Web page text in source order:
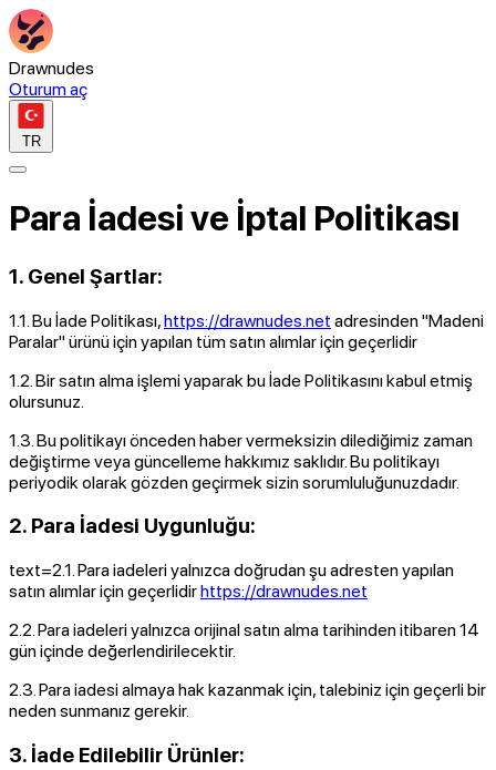
Drawnudes
Oturum aç
TR
Para İadesi ve İptal Politikası
1. Genel Şartlar:
1.1. Bu İade Politikası,https://drawnudes.net adresinden "Madeni
Paralar" ürünü için yapılan tüm satın alımlar için geçerlidir
1.2. Bir satın alma işlemi yaparak bu İade Politikasını kabul etmiş
olursunuz.
1.3. Bu politikayı önceden haber vermeksizin dilediğimiz zaman
değiştirme veya güncelleme hakkımız saklıdır. Bu politikayı
periyodik olarak gözden geçirmek sizin sorumluluğunuzdadır.
2. Para İadesi Uygunluğu:
text=2.1. Para iadeleri yalnızca doğrudan şu adresten yapılan
satın alımlar için geçerlidirhttps://drawnudes.net
2.2. Para iadeleri yalnızca orijinal satın alma tarihinden itibaren 14
gün içinde değerlendirilecektir.
2.3. Para iadesi almaya hak kazanmak için, talebiniz için geçerli bir
neden sunmanız gerekir.
3. İade Edilebilir Ürünler: